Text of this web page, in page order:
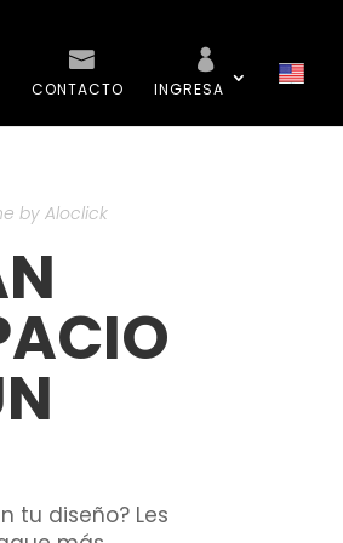
CONTACTO INGRESA
by Aloclick
tu diseño? Les